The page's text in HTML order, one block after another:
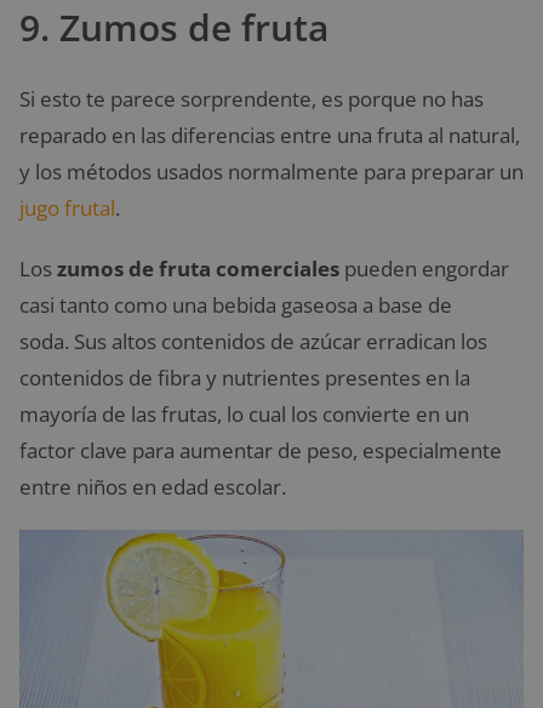
9. Zumos de fruta
Si esto te parece sorprendente, es porque no has
reparado en las diferencias entre una fruta al natural,
y los métodos usados normalmente para preparar un
jugo frutal.
Loszumos de fruta comerciales pueden engordar
casi tanto como una bebida gaseosa a base de
soda. Sus altos contenidos de azúcar erradican los
contenidos de fibra y nutrientes presentes en la
mayoría de las frutas, lo cual los convierte en un
factor clave para aumentar de peso, especialmente
entre niños en edad escolar.